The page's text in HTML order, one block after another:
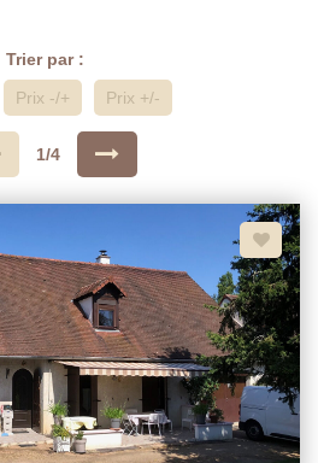
Trier par :
Prix -/+ Prix +/-
1/4